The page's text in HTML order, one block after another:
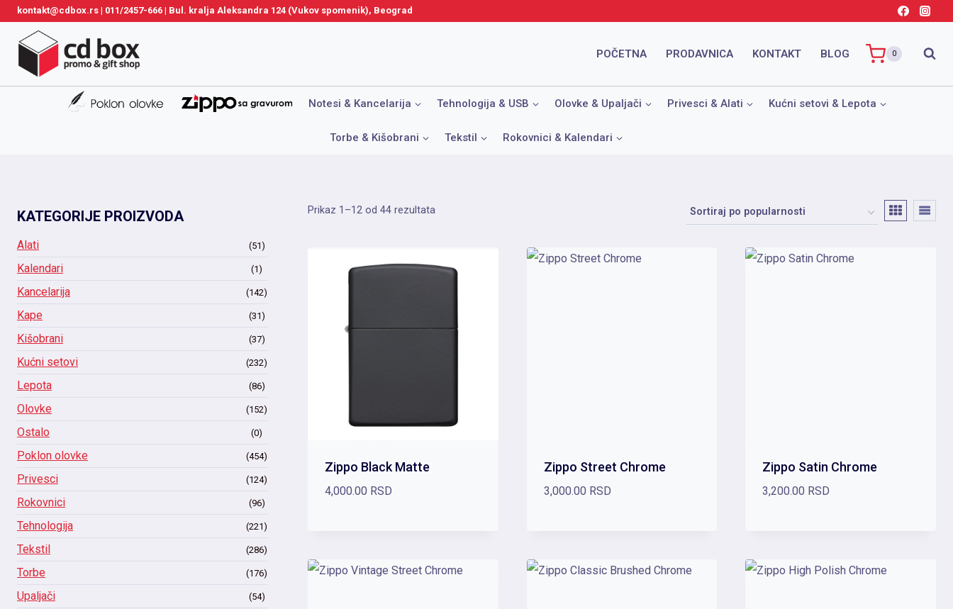
Skip
content
kontakt@cdbox.rs | 011/2457-666 | Bul. kralja Aleksandra 124 (Vukov spomenik), Beograd
POČETNA PRODAVNICA KONTAKT BLOG 0
Notesi & Kancelarija Tehnologija & USB Olovke & Upaljači Privesci & Alati Kućni setovi & Lepota
Torbe & Kišobrani Tekstil Rokovnici & Kalendari
Prikaz 1–12 od 44 rezultata
Zippo Black Matte
4,000.00 RSD
Zippo Street Chrome
3,000.00 RSD
Zippo Satin Chrome
3,200.00 RSD
KATEGORIJE PROIZVODA
Alati (51)
Kalendari (1)
Kancelarija (142)
Kape (31)
Kišobrani (37)
Kućni setovi (232)
Lepota (86)
Olovke (152)
Ostalo (0)
Poklon olovke (454)
Privesci (124)
Rokovnici (96)
Tehnologija (221)
Tekstil (286)
Torbe (176)
Upaljači (54)